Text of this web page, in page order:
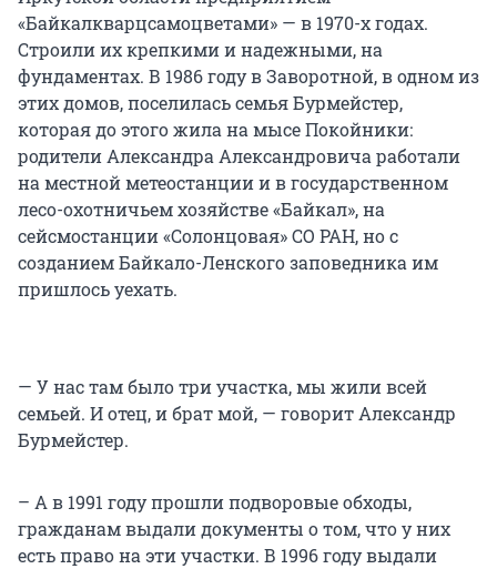
«Байкалкварцсамоцветами» ­— в 1970-х годах.
Строили их крепкими и надежными, на
фундаментах. В 1986 году в Заворотной, в одном из
этих домов, поселилась семья Бурмейстер,
которая до этого жила на мысе Покойники:
родители Александра Александровича работали
на местной метеостанции и в государственном
лесо-охотничьем хозяйстве «Байкал», на
сейсмостанции «Солонцовая» СО РАН, но с
созданием Байкало-Ленского заповедника им
пришлось уехать.
— У нас там было три участка, мы жили всей
семьей. И отец, и брат мой, — говорит Александр
Бурмейстер.
­– А в 1991 году прошли подворовые обходы,
гражданам выдали документы о том, что у них
есть право на эти участки. В 1996 году выдали